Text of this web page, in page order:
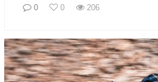
0 0 206